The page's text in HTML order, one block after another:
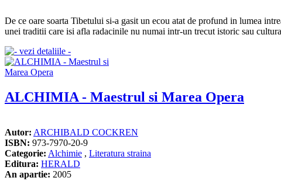
De ce oare soarta Tibetului si-a gasit un ecou atat de profund in lumea
unei traditii care isi afla radacinile nu numai intr-un trecut istoric sau
ALCHIMIA - Maestrul si Marea Opera
Autor: ARCHIBALD COCKREN
ISBN: 973-7970-20-9
Categorie: Alchimie , Literatura straina
Editura: HERALD
An apartie: 2005